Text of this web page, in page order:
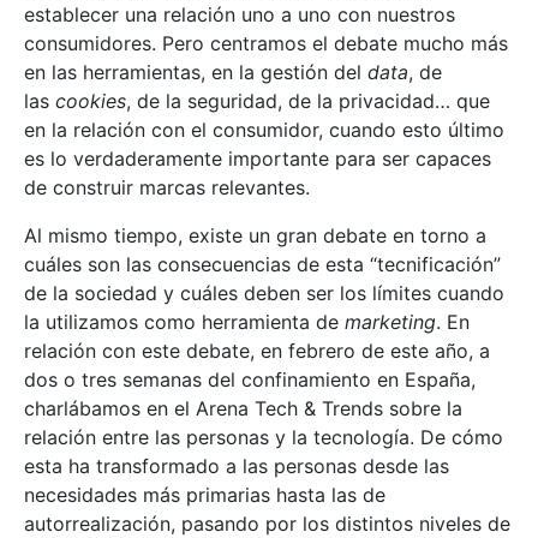
establecer una relación uno a uno con nuestros
consumidores. Pero centramos el debate mucho más
en las herramientas, en la gestión del data, de
las cookies, de la seguridad, de la privacidad… que
en la relación con el consumidor, cuando esto último
es lo verdaderamente importante para ser capaces
de construir marcas relevantes.
Al mismo tiempo, existe un gran debate en torno a
cuáles son las consecuencias de esta “tecnificación”
de la sociedad y cuáles deben ser los límites cuando
la utilizamos como herramienta de marketing. En
relación con este debate, en febrero de este año, a
dos o tres semanas del confinamiento en España,
charlábamos en el Arena Tech & Trends sobre la
relación entre las personas y la tecnología. De cómo
esta ha transformado a las personas desde las
necesidades más primarias hasta las de
autorrealización, pasando por los distintos niveles de